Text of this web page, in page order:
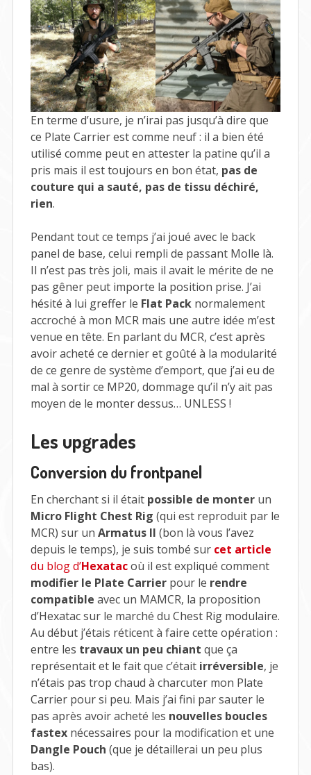
En terme d’usure, je n’irai pas jusqu’à dire que
ce Plate Carrier est comme neuf : il a bien été
utilisé comme peut en attester la patine qu’il a
pris mais il est toujours en bon état, pas de
couture qui a sauté, pas de tissu déchiré,
rien.
Pendant tout ce temps j’ai joué avec le back
panel de base, celui rempli de passant Molle là.
Il n’est pas très joli, mais il avait le mérite de ne
pas gêner peut importe la position prise. J’ai
hésité à lui greffer le Flat Packnormalement
accroché à mon MCR mais une autre idée m’est
venue en tête. En parlant du MCR, c’est après
avoir acheté ce dernier et goûté à la modularité
de ce genre de système d’emport, que j’ai eu de
mal à sortir ce MP20, dommage qu’il n’y ait pas
moyen de le monter dessus… UNLESS !
Les upgrades
Conversion du frontpanel
En cherchant si il était possible de monterun
Micro Flight Chest Rig (qui est reproduit par le
MCR) sur un Armatus II (bon là vous l’avez
depuis le temps), je suis tombé sur cet article
du blog d’Hexatacoù il est expliqué comment
modifier le Plate Carrierpour le rendre
compatible avec un MAMCR, la proposition
d’Hexatac sur le marché du Chest Rig modulaire.
Au début j’étais réticent à faire cette opération :
entre les travaux un peu chiant que ça
représentait et le fait que c’était irréversible, je
n’étais pas trop chaud à charcuter mon Plate
Carrier pour si peu. Mais j’ai fini par sauter le
pas après avoir acheté les nouvelles boucles
fastexnécessaires pour la modification et une
Dangle Pouch (que je détaillerai un peu plus
bas).